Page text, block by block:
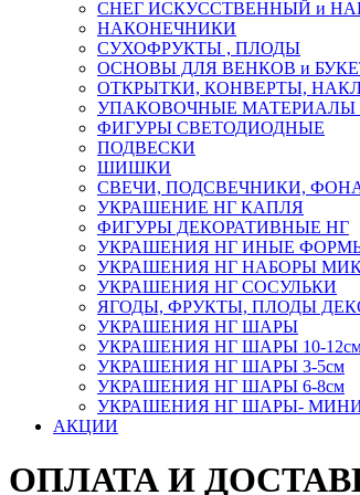
СНЕГ ИСКУССТВЕННЫЙ и
НАКОНЕЧНИКИ
СУХОФРУКТЫ , ПЛОДЫ
ОСНОВЫ ДЛЯ ВЕНКОВ и
ОТКРЫТКИ, КОНВЕРТЫ,
УПАКОВОЧНЫЕ МАТЕРИАЛЫ
ФИГУРЫ СВЕТОДИОДНЫЕ
ПОДВЕСКИ
ШИШКИ
СВЕЧИ, ПОДСВЕЧНИКИ,
УКРАШЕНИЕ НГ КАПЛЯ
ФИГУРЫ ДЕКОРАТИВНЫЕ НГ
УКРАШЕНИЯ НГ ИНЫЕ
УКРАШЕНИЯ НГ НАБОРЫ
УКРАШЕНИЯ НГ СОСУЛЬКИ
ЯГОДЫ, ФРУКТЫ, ПЛОДЫ
УКРАШЕНИЯ НГ ШАРЫ
УКРАШЕНИЯ НГ ШАРЫ 10-
УКРАШЕНИЯ НГ ШАРЫ 3-5см
УКРАШЕНИЯ НГ ШАРЫ 6-8см
УКРАШЕНИЯ НГ ШАРЫ- МИНИ
АКЦИИ
ОПЛАТА И